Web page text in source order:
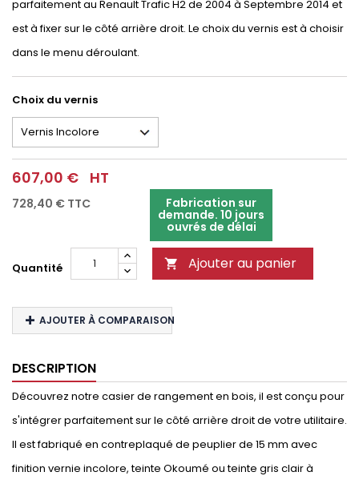
parfaitement au Renault Trafic H2 de 2004 à Septembre 2014 et
est à fixer sur le côté arrière droit. Le choix du vernis est à choisir
dans le menu déroulant.
Choix du vernis
607,00 € HT
728,40 € TTC Fabrication sur
demande. 10 jours
ouvrés de délai
Quantité  Ajouter au panier
AJOUTER À COMPARAISON
DESCRIPTION
Découvrez notre casier de rangement en bois, il est conçu pour
s'intégrer parfaitement sur le côté arrière droit de votre utilitaire.
Il est fabriqué en contreplaqué de peuplier de 15 mm avec
finition vernie incolore, teinte Okoumé ou teinte gris clair à